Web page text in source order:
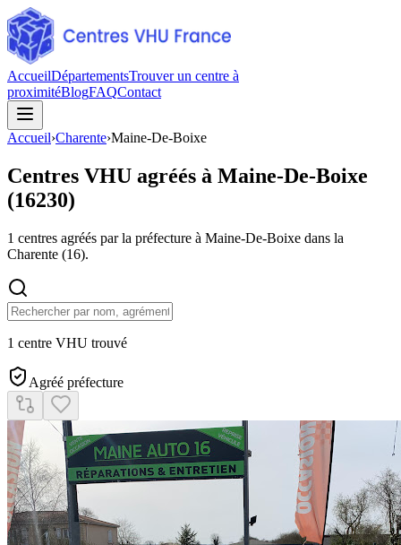
AccueilDépartementsTrouver un centre à
proximitéBlogFAQContact
Accueil›Charente›Maine-De-Boixe
Centres VHU agréés à Maine-De-Boixe
(16230)
1 centres agréés par la préfecture à Maine-De-Boixe dans la
Charente (16).
1 centre VHU trouvé
Agréé préfecture